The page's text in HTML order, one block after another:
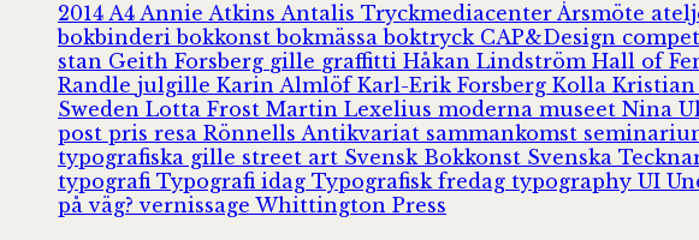
2014 A4 Annie Atkins Antalis Tryckmediacenter Årsmöte
bokbinderibokkonstbokmässaboktryck CAP&Design
stan Geith Forsberg gille graffitti Håkan Lindström Hall of
Randle julgille Karin Almlöf Karl-Erik Forsberg Kolla
Sweden Lotta Frost Martin Lexelius moderna museet Nina
post pris resa Rönnells Antikvariat sammankomst
typografiska gille street art Svensk Bokkonst Svenska
typografi Typografi idag Typografisk fredag typography UI
på väg?vernissage Whittington Press